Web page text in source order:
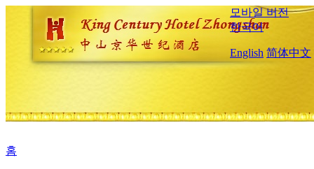
모바일 버전
한국어
English 简体中文
홈